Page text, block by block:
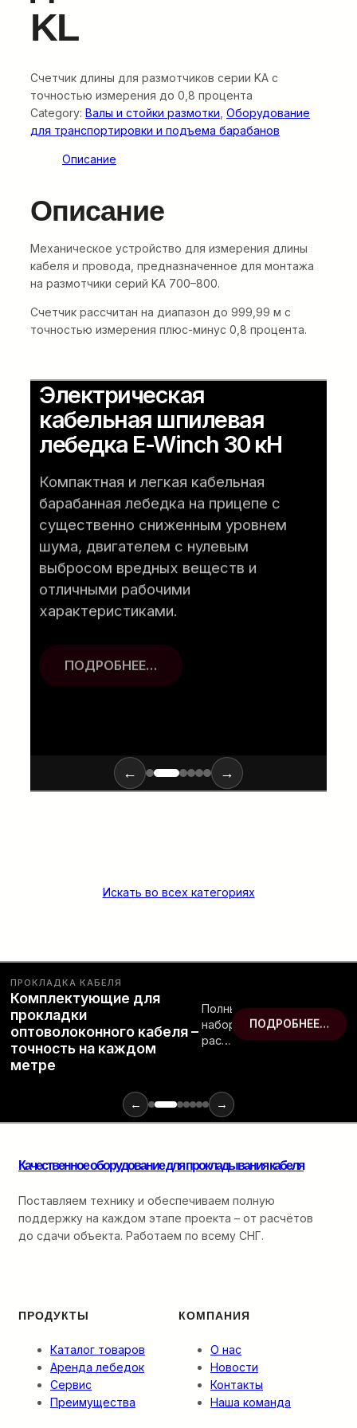
KL
Счетчик длины для размотчиков серии KA с
точностью измерения до 0,8 процента
Category: Валы и стойки размотки Оборудование
для транспортировки и подъема барабанов
Описание
Описание
Механическое устройство для измерения длины
кабеля и провода, предназначенное для монтажа
на размотчики серий KA 700–800.
Счетчик рассчитан на диапазон до 999,99 м с
точностью измерения плюс-минус 0,8 процента.
Электрическая
кабельная шпилевая
лебедка E-Winch 30 кН
Компактная и легкая кабельная
барабанная лебедка на прицепе с
существенно сниженным уровнем
шума, двигателем с нулевым
выбросом вредных веществ и
отличными рабочими
характеристиками.
ПОДРОБНЕЕ…
← →
Искать во всех категориях
ПРОКЛАДКА КАБЕЛЯ
Комплектующие для
прокладки
оптоволоконного кабеля –
точность на каждом
метре
Полный
набор
расходных
для
монтажа
ввода
кабельную
канализацию
до
ПОДРОБНЕЕ…
← →
Качественное оборудование для прокладывания кабеля
Поставляем технику и обеспечиваем полную
поддержку на каждом этапе проекта – от расчётов
до сдачи объекта. Работаем по всему СНГ.
ПРОДУКТЫ
Каталог товаров
Аренда лебедок
Сервис
Преимущества
КОМПАНИЯ
О нас
Новости
Контакты
Наша команда